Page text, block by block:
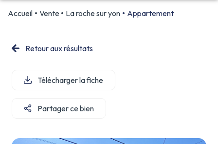
ACHETER
L'AGENCE
CONTACT
Accueil Vente La roche sur yon Appartement
Retour aux résultats
Télécharger la fiche
Partager ce bien